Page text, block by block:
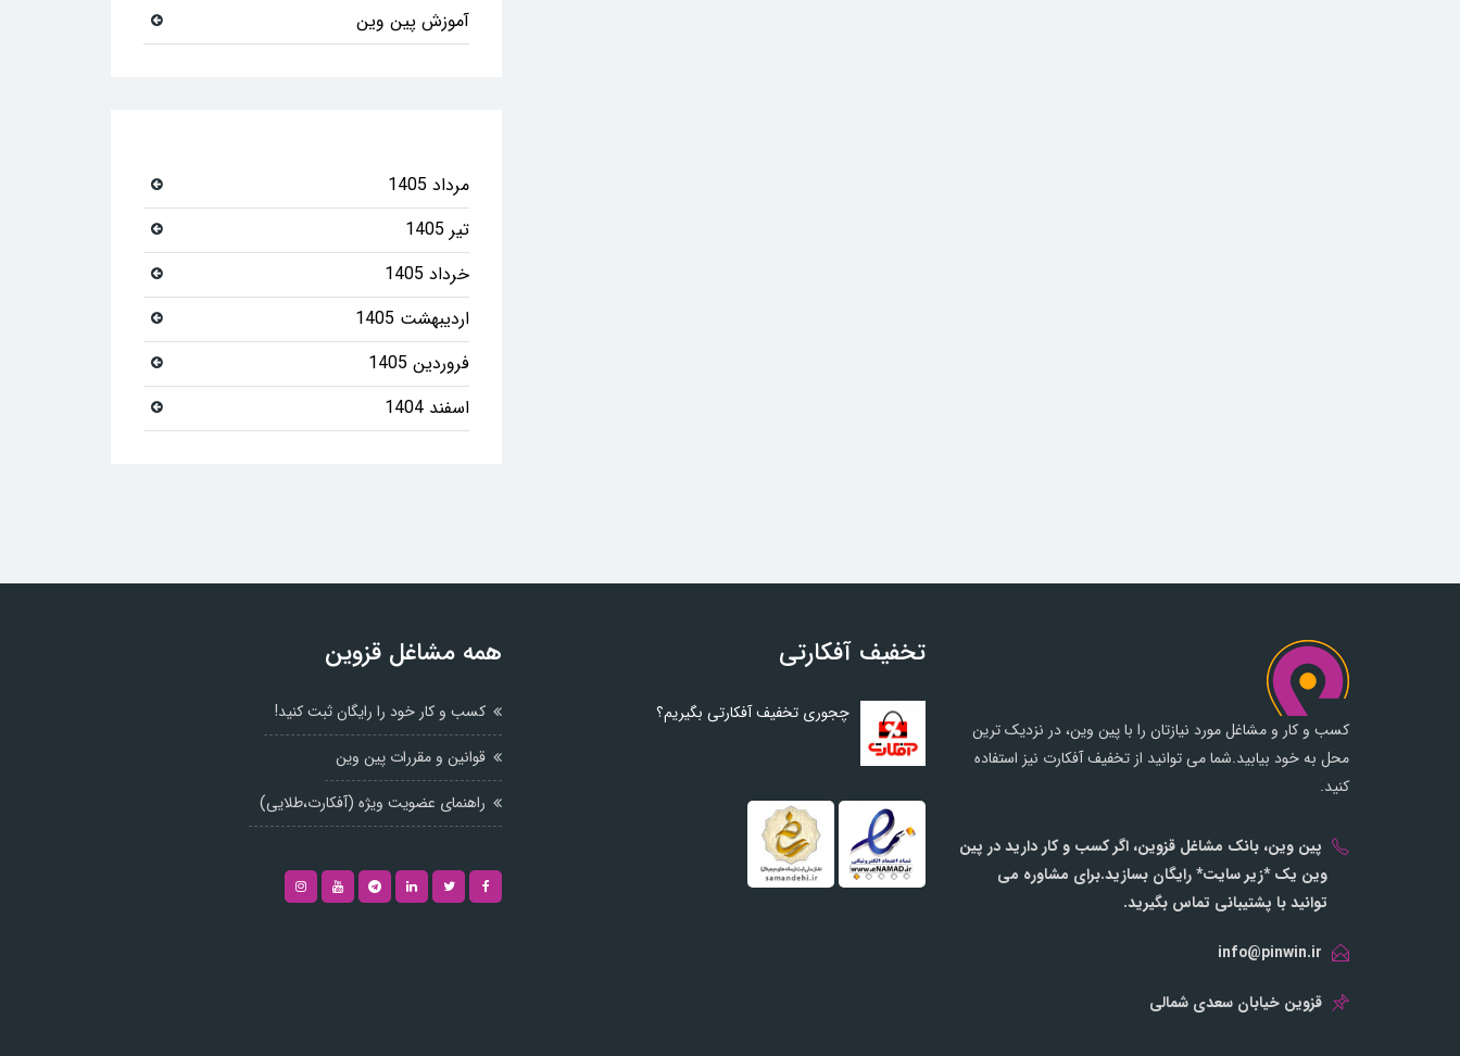
آموزش پین وین
مرداد 1405
تیر 1405
خرداد 1405
اردیبهشت 1405
فروردین 1405
اسفند 1404
کسب و کار و مشاغل مورد نیازتان را با پین وین، در نزدیک ترین
محل به خود بیابید.شما می توانید از تخفیف آفکارت نیز استفاده
کنید.
پین وین، بانک مشاغل قزوین، اگر کسب و کار دارید در پین
وین یک *زیر سایت* رایگان بسازید.برای مشاوره می
توانید با پشتیبانی تماس بگیرید.
info@pinwin.ir
قزوین خیابان سعدی شمالی
تخفیف آفکارتی
چجوری تخفیف آفکارتی بگیریم؟
همه مشاغل قزوین
کسب و کار خود را رایگان ثبت کنید!
قوانین و مقررات پین وین
راهنمای عضویت ویژه (آفکارت،طلایی)